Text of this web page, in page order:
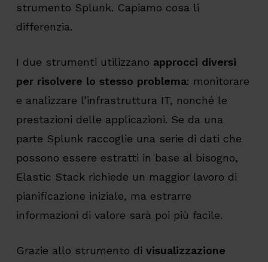
strumento Splunk. Capiamo cosa li
differenzia.
I due strumenti utilizzano approcci diversi
per risolvere lo stesso problema: monitorare
e analizzare l’infrastruttura IT, nonché le
prestazioni delle applicazioni. Se da una
parte Splunk raccoglie una serie di dati che
possono essere estratti in base al bisogno,
Elastic Stack richiede un maggior lavoro di
pianificazione iniziale, ma estrarre
informazioni di valore sarà poi più facile.
Grazie allo strumento di visualizzazione